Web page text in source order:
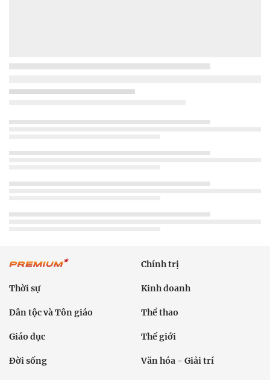
Chính trị
Thời sự Kinh doanh
Dân tộc và Tôn giáo Thể thao
Giáo dục Thế giới
Đời sống Văn hóa - Giải trí